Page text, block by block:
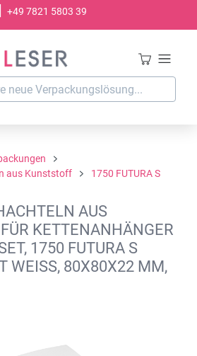
+49 7821 5803 39
aus Kunststoff
1750 FUTURA S
AUS
KETTENANHÄNGER
1750 FUTURA S
WEISS, 80X80X22 MM,